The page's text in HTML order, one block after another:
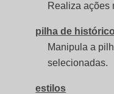
Realiza ações
pilha de histórico
Manipula a
selecionadas.
estilos